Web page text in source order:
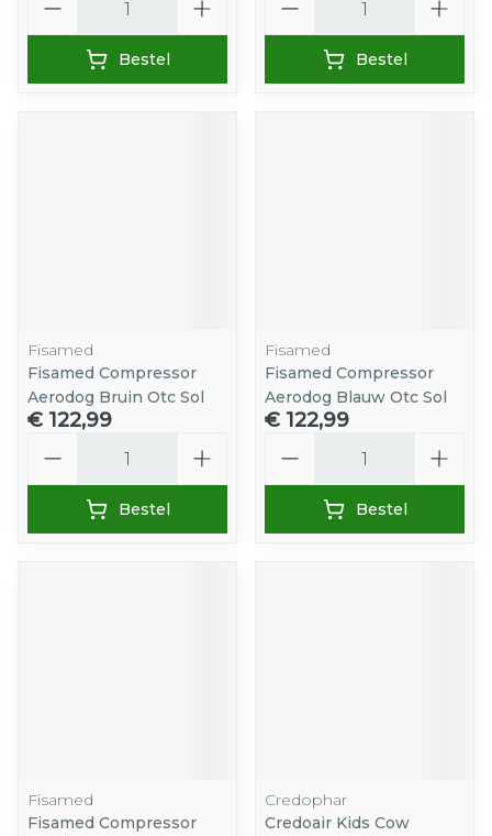
Bestel Bestel
Fisamed
Fisamed Compressor
Aerodog Bruin Otc Sol
€ 122,99
Bestel
Fisamed
Fisamed Compressor
Aerodog Blauw Otc Sol
€ 122,99
Bestel
Fisamed
Fisamed Compressor
Credophar
Credoair Kids Cow